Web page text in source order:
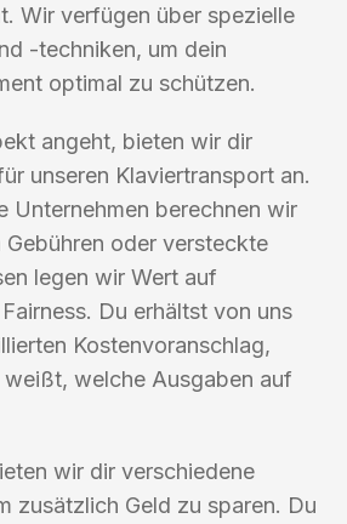
Wir verfügen über spezielle
-techniken, um dein
optimal zu schützen.
angeht, bieten wir dir
unseren Klaviertransport an.
Unternehmen berechnen wir
Gebühren oder versteckte
legen wir Wert auf
Du erhältst von uns
Kostenvoranschlag,
welche Ausgaben auf
wir dir verschiedene
zusätzlich Geld zu sparen. Du